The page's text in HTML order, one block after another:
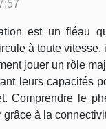
est un fléau
à toute
jouer un rôle
leurs capacités
Comprendre le
à la